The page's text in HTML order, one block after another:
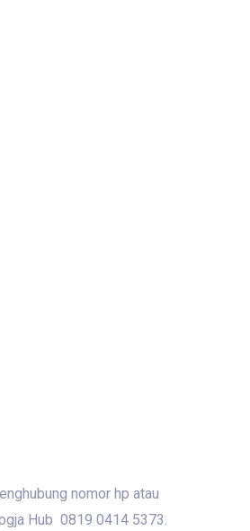
nomor hp atau
Hub 0819 0414 5373.